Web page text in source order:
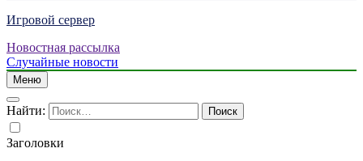
Игровой сервер
Новостная рассылка
Случайные новости
Меню
Найти:
Заголовки